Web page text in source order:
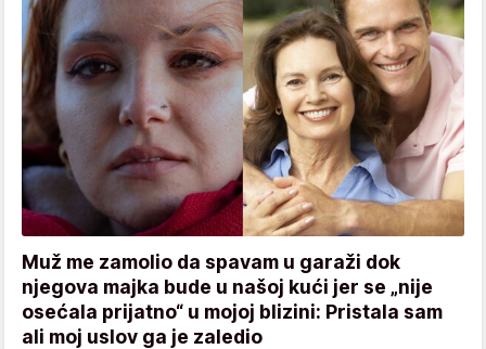
Muž me zamolio da spavam u garaži dok
njegova majka bude u našoj kući jer se „nije
osećala prijatno“ u mojoj blizini: Pristala sam
ali moj uslov ga je zaledio